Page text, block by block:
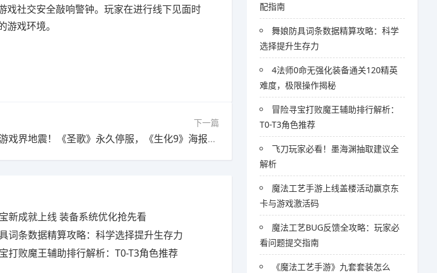
社交安全敲响警钟。玩家在进行线下见面时
戏环境。
下一篇
下一篇：游戏界地震！《圣歌》永久停服，《生化9》海报震撼亮相
新成就上线 装备系统优化抢先看
词条数据精算攻略：科学选择提升生存力
打败魔王辅助排行解析：T0-T3角色推荐
配指南
舞娘防具词条数据精算攻略：科学
选择提升生存力
4法师0命无强化装备通关120精英
难度，极限操作揭秘
冒险寻宝打败魔王辅助排行解析：
T0-T3角色推荐
飞刀玩家必看！墨海渊抽取建议全
解析
魔法工艺手游上线盖楼活动赢京东
卡与游戏激活码
魔法工艺BUG反馈全攻略：玩家必
看问题提交指南
《魔法工艺手游》九套套装怎么